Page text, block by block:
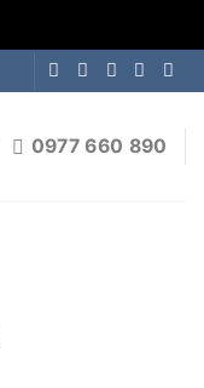
0977 660 890